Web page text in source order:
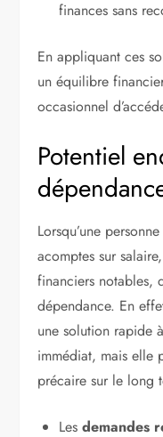
finances sans
En appliquant ces
un équilibre
occasionnel
Potentiel
Lorsqu’une
acomptes sur
financiers notables,
dépendance. En
une solution rapide
immédiat, mais elle
précaire sur le long
Lesdemandes